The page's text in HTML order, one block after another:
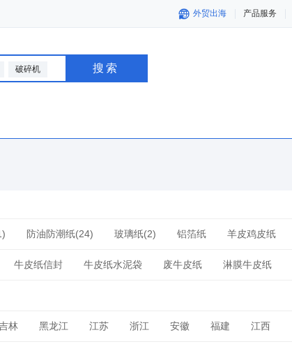
外贸出海 产品服务
搜索
破碎机
防油防潮纸(24) 玻璃纸(2) 铝箔纸 羊皮鸡皮纸
头纸牛皮纸信封 牛皮纸水泥袋 废牛皮纸 淋膜牛皮纸
林 黑龙江 江苏 浙江 安徽 福建 江西